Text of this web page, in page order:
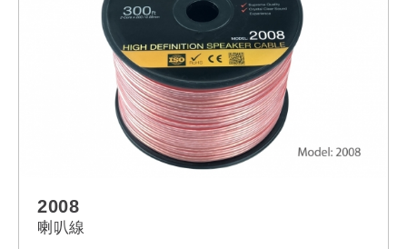
2008
喇叭線